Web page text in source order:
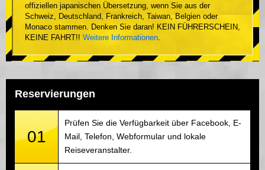
offiziellen japanischen Übersetzung, wenn Sie aus der
Schweiz, Deutschland, Frankreich, Taiwan, Belgien oder
Monaco stammen. Denken Sie daran! KEIN FÜHRERSCHEIN,
KEINE FAHRT!! Weitere Informationen
Reservierungen
01
Prüfen Sie die Verfügbarkeit über Facebook, E-
Mail, Telefon, Webformular und lokale
Reiseveranstalter.